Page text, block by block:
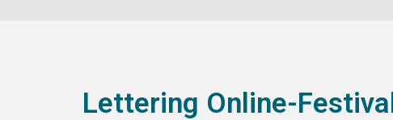
Lettering Online-Festival